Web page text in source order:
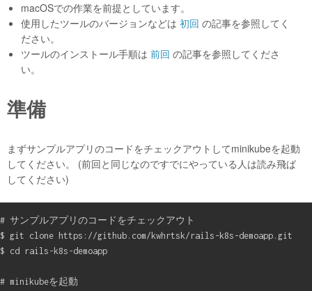
macOSでの作業を前提としています。
使用したツールのバージョンなどは 初回 の記事を参照してく
ださい。
ツールのインストール手順は 前回 の記事を参照してくださ
い。
準備
まずサンプルアプリのコードをチェックアウトしてminikubeを起動
してください。 (前回と同じなのですでにやっている人は読み飛ば
してください)
# サンプルアプリのコードをチェックアウト
$ git clone https://github.com/kwhrtsk/rails-k8s-demoapp.git
$ cd rails-k8s-demoapp
# minikubeを起動